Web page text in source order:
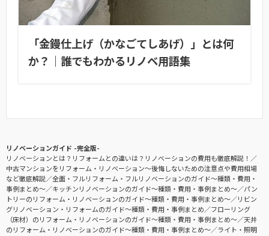
「金鏝仕上げ（かなごてしあげ）」とは何
か？｜誰でもわかるリノベ用語集
リノベーションガイド -完全版-
リノベーションとは？リフォームとの違いは？リノベーションの費用も徹底解説！
中古マンションをリフォーム・リノベーション〜後悔しないための注意点や費用相場
など徹底解説
全面・フルリフォーム・フルリノベーションのガイド〜種類・費用・
事例まとめ〜
キッチンリノベーションのガイド〜種類・費用・事例まとめ〜
パン
トリーのリフォーム・リノベーションのガイド〜種類・費用・事例まとめ〜
リビン
グリノベーション・リフォームのガイド〜種類・費用・事例まとめ
フローリング
（床材）のリフォーム・リノベーションのガイド〜種類・費用・事例まとめ〜
天井
のリフォーム・リノベーションのガイド〜種類・費用・事例まとめ〜
ライト・照明